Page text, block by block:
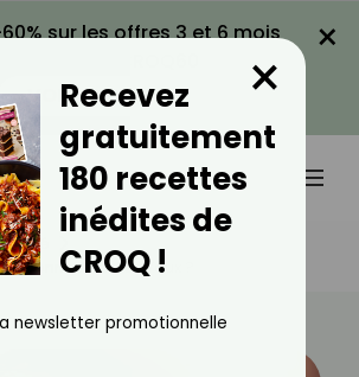
60% sur les offres 3 et 6 mois
VOIR LA PROMO
×
Santé
Bonne Pour Les Yeux ?
Recevez
gratuitement
180 recettes
inédites de
CROQ !
×
newsletter promotionnelle